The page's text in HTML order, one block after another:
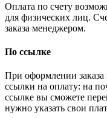
Оплата по счету
для физических лиц.
заказа менеджером.
По ссылке
При оформлении
ссылки на оплату: на
ссылке вы сможете
нужно указать свои